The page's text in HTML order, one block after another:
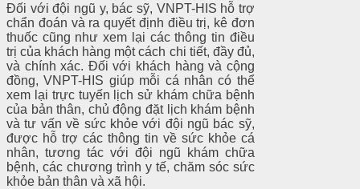
Đối với đội ngũ y, bác sỹ, VNPT-HIS hỗ trợ
chẩn đoán và ra quyết định điều trị, kê đơn
thuốc cũng như xem lại các thông tin điều
trị của khách hàng một cách chi tiết, đầy đủ,
và chính xác. Đối với khách hàng và cộng
đồng, VNPT-HIS giúp mỗi cá nhân có thể
xem lại trực tuyến lịch sử khám chữa bệnh
của bản thân, chủ động đặt lịch khám bệnh
và tư vấn về sức khỏe với đội ngũ bác sỹ,
được hỗ trợ các thông tin về sức khỏe cá
nhân, tương tác với đội ngũ khám chữa
bệnh, các chương trình y tế, chăm sóc sức
khỏe bản thân và xã hội.